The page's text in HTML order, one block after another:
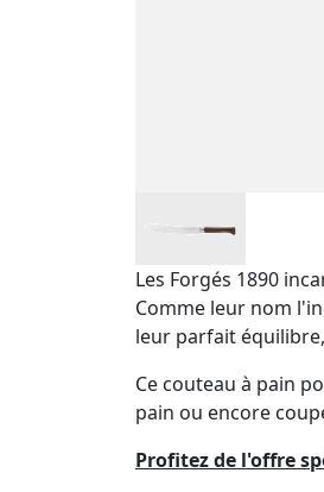
Les Forgés 1890
Comme leur nom
leur parfait
Ce couteau à pain
pain ou encore
Profitez de l'offre